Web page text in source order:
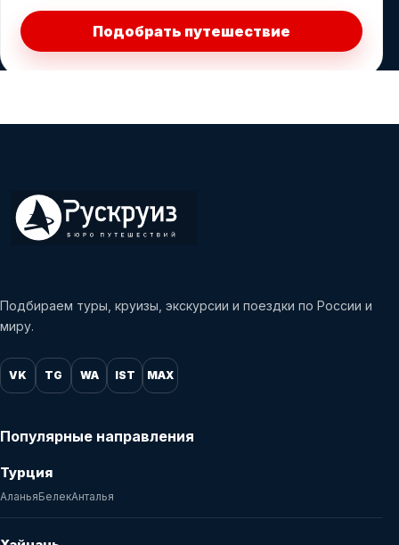
Подобрать путешествие
Подбираем туры, круизы, экскурсии и поездки по России и
миру.
VK TG WA IST MAX
Популярные направления
Турция
АланьяБелекАнталья